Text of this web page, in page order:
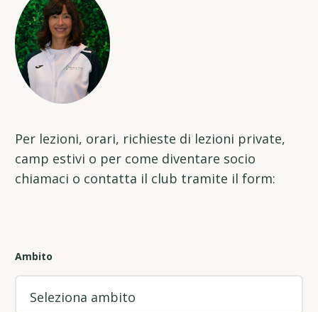
Per lezioni, orari, richieste di lezioni private,
camp estivi o per come diventare socio
chiamaci o contatta il club tramite il form:
Ambito